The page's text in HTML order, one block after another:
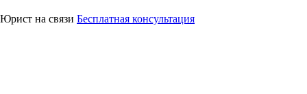
Юрист на связи Бесплатная консультация